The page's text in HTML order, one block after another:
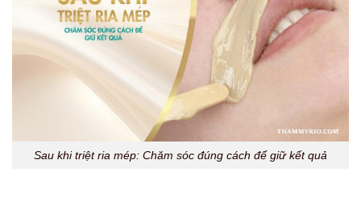
Sau khi triệt ria mép: Chăm sóc đúng cách để giữ kết quả